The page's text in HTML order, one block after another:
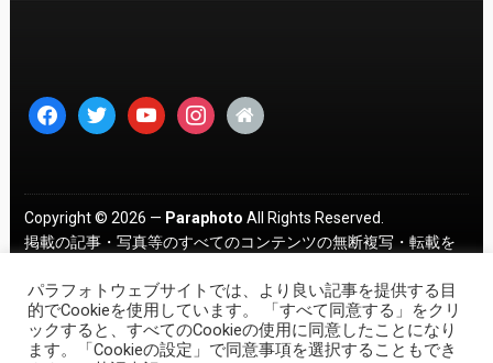
facebooktwitter youtubeinstagram
home
Copyright © 2026 — Paraphoto All Rights Reserved.
掲載の記事・写真等のすべてのコンテンツの無断複写・転載を
パラフォトウェブサイトでは、より良い記事を提供する目
的でCookieを使用しています。 「すべて同意する」をクリ
ックすると、すべてのCookieの使用に同意したことになり
ます。「Cookieの設定」で同意事項を選択することもでき